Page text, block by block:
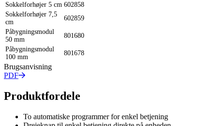
Sokkelforhøjer 5 cm 602858
Sokkelforhøjer 7,5
cm
602859
Påbygningsmodul
50 mm
801680
Påbygningsmodul
100 mm
801678
Brugsanvisning
PDF
Produktfordele
To automatiske programmer for enkel betjening